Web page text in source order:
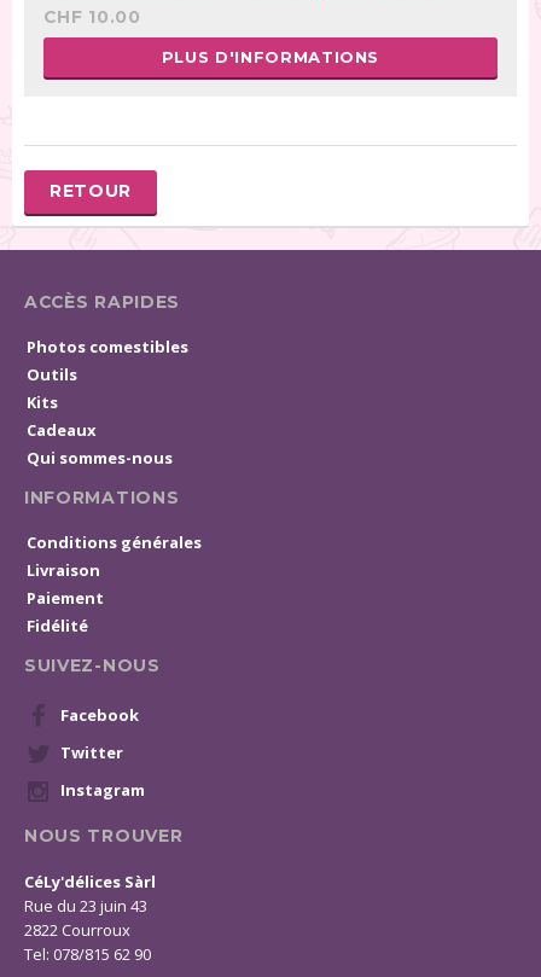
CHF 10.00
PLUS D'INFORMATIONS
RETOUR
ACCÈS RAPIDES
Photos comestibles
Outils
Kits
Cadeaux
Qui sommes-nous
INFORMATIONS
Conditions générales
Livraison
Paiement
Fidélité
SUIVEZ-NOUS
Facebook
Twitter
Instagram
NOUS TROUVER
CéLy'délices Sàrl
Rue du 23 juin 43
2822 Courroux
Tel: 078/815 62 90